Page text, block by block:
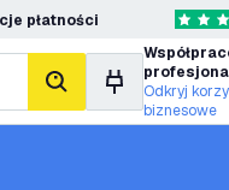
płatności 4.6
Szukaj
Odkryj
biznesowe